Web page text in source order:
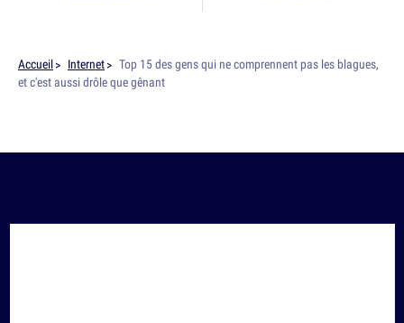
Accueil Internet
Top 15 des gens qui ne comprennent pas les blagues,
et c'est aussi drôle que gênant